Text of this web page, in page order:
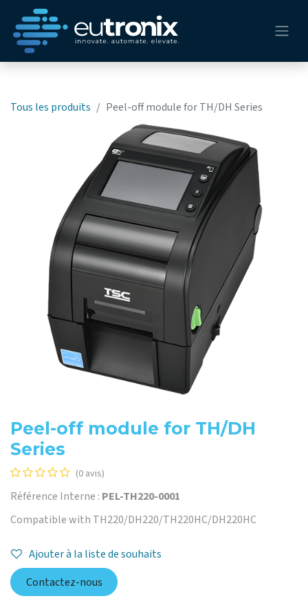
Tous les produits Peel-off module for TH/DH Series
Peel-off module for TH/DH
Series
(0 avis)
Référence Interne : PEL-TH220-0001
Compatible with TH220/DH220/TH220HC/DH220HC
Ajouter à la liste de souhaits
Contactez-nous